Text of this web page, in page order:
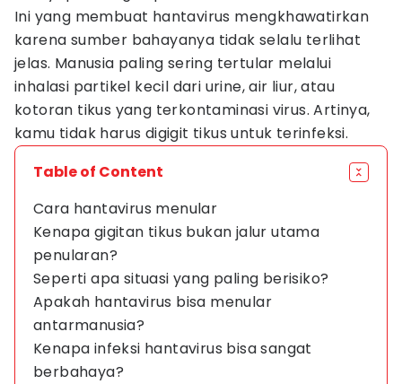
Ini yang membuat hantavirus mengkhawatirkan
karena sumber bahayanya tidak selalu terlihat
jelas. Manusia paling sering tertular melalui
inhalasi partikel kecil dari urine, air liur, atau
kotoran tikus yang terkontaminasi virus. Artinya,
kamu tidak harus digigit tikus untuk terinfeksi.
Table of Content
Cara hantavirus menular
Kenapa gigitan tikus bukan jalur utama
penularan?
Seperti apa situasi yang paling berisiko?
Apakah hantavirus bisa menular
antarmanusia?
Kenapa infeksi hantavirus bisa sangat
berbahaya?